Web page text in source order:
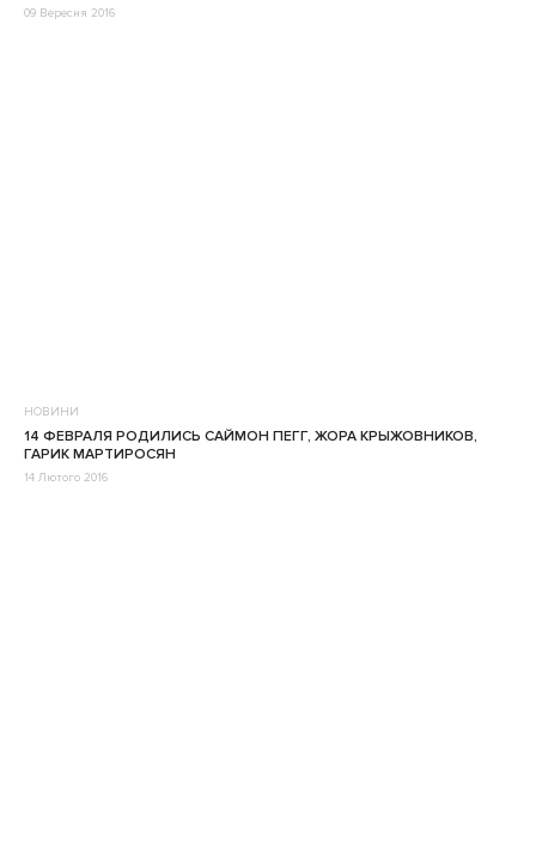
09 Вересня 2016
НОВИНИ
14 ФЕВРАЛЯ РОДИЛИСЬ САЙМОН ПЕГГ, ЖОРА КРЫЖОВНИКОВ,
ГАРИК МАРТИРОСЯН
14 Лютого 2016